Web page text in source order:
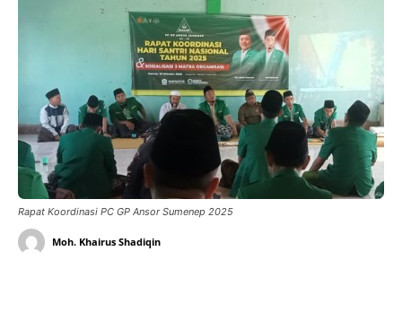
Rapat Koordinasi PC GP Ansor Sumenep 2025
Moh. Khairus Shadiqin